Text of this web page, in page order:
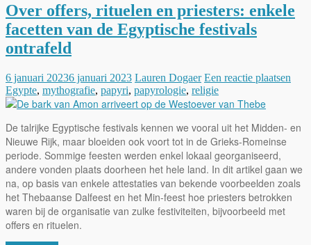
Over offers, rituelen en priesters: enkele
facetten van de Egyptische festivals
ontrafeld
6 januari 20236 januari 2023 Lauren Dogaer Een reactie plaatsen
Egypte, mythografie, papyri, papyrologie, religie
De talrijke Egyptische festivals kennen we vooral uit het Midden- en
Nieuwe Rijk, maar bloeiden ook voort tot in de Grieks-Romeinse
periode. Sommige feesten werden enkel lokaal georganiseerd,
andere vonden plaats doorheen het hele land. In dit artikel gaan we
na, op basis van enkele attestaties van bekende voorbeelden zoals
het Thebaanse Dalfeest en het Min-feest hoe priesters betrokken
waren bij de organisatie van zulke festiviteiten, bijvoorbeeld met
offers en rituelen.